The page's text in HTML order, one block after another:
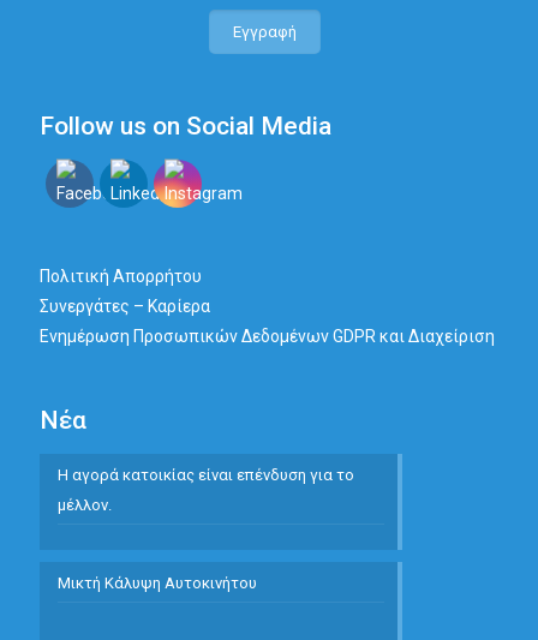
Follow us on Social Media
Πολιτική Απορρήτου
Συνεργάτες – Καρίερα
Ενημέρωση Προσωπικών Δεδομένων GDPR και Διαχείριση
Νέα
Η αγορά κατοικίας είναι επένδυση για το
μέλλον.
Μικτή Κάλυψη Αυτοκινήτου